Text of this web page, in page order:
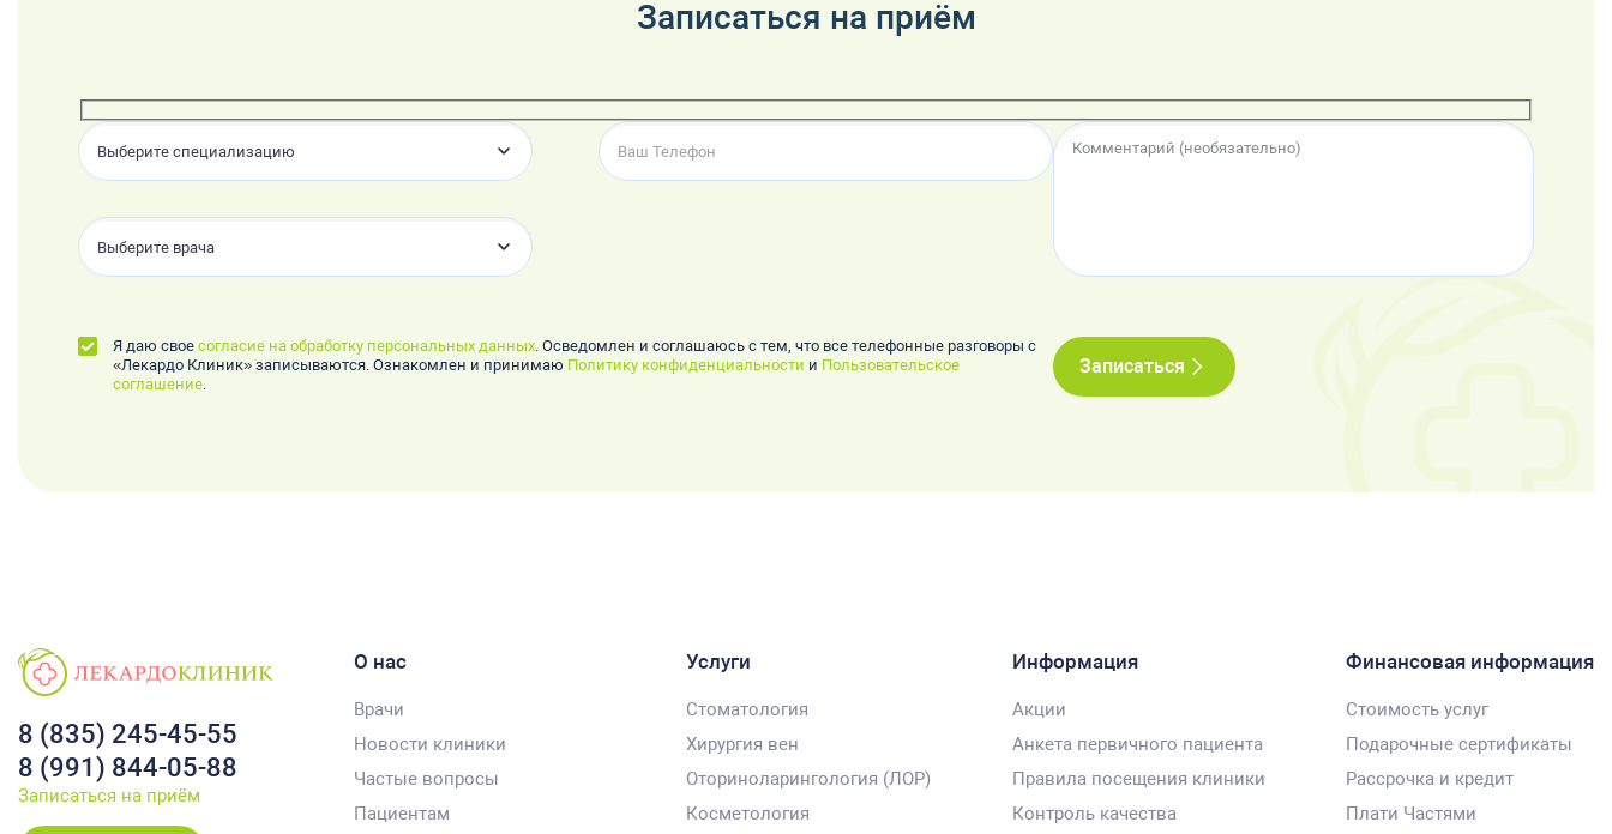
Записаться на приём
Выберите специализацию
Выберите врача
Я даю свое согласие на обработку персональных данных. Осведомлен и соглашаюсь с тем, что все телефонные разговоры с
«Лекардо Клиник» записываются. Ознакомлен и принимаю Политику конфиденциальности и Пользовательское
соглашение.
Записаться
8 (835) 245-45-55
8 (991) 844-05-88
Записаться на приём
О нас
Врачи
Новости клиники
Частые вопросы
Пациентам
Услуги
Стоматология
Хирургия вен
Оториноларингология (ЛОР)
Косметология
Информация
Акции
Анкета первичного пациента
Правила посещения клиники
Контроль качества
Финансовая информация
Стоимость услуг
Подарочные сертификаты
Рассрочка и кредит
Плати Частями